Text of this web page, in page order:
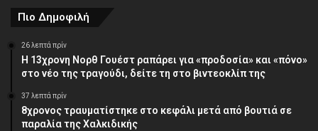
Πιο Δημοφιλή
26 λεπτά πρίν
Η 13χρονη Νορθ Γουέστ ραπάρει για «προδοσία» και «πόνο»
στο νέο της τραγούδι, δείτε τη στο βιντεοκλίπ της
37 λεπτά πρίν
8χρονος τραυματίστηκε στο κεφάλι μετά από βουτιά σε
παραλία της Χαλκιδικής